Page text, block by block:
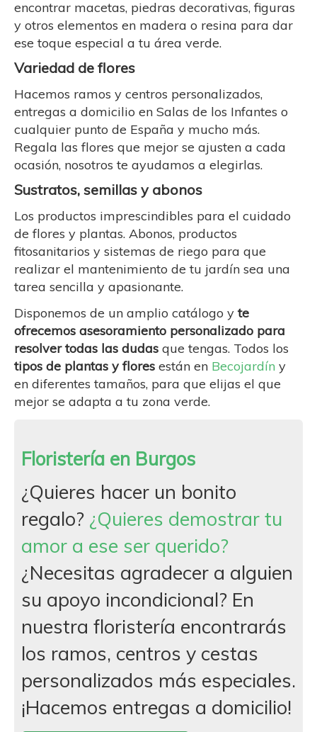
encontrar macetas, piedras decorativas, figuras
y otros elementos en madera o resina para dar
ese toque especial a tu área verde.
Variedad de flores
Hacemos ramos y centros personalizados,
entregas a domicilio en Salas de los Infantes o
cualquier punto de España y mucho más.
Regala las flores que mejor se ajusten a cada
ocasión, nosotros te ayudamos a elegirlas.
Sustratos, semillas y abonos
Los productos imprescindibles para el cuidado
de flores y plantas. Abonos, productos
fitosanitarios y sistemas de riego para que
realizar el mantenimiento de tu jardín sea una
tarea sencilla y apasionante.
Disponemos de un amplio catálogo y te
ofrecemos asesoramiento personalizado para
resolver todas las dudas que tengas. Todos los
tipos de plantas y flores están en Becojardín y
en diferentes tamaños, para que elijas el que
mejor se adapta a tu zona verde.
Floristería en Burgos
¿Quieres hacer un bonito
regalo? ¿Quieres demostrar tu
amor a ese ser querido?
¿Necesitas agradecer a alguien
su apoyo incondicional? En
nuestra floristería encontrarás
los ramos, centros y cestas
personalizados más especiales.
¡Hacemos entregas a domicilio!